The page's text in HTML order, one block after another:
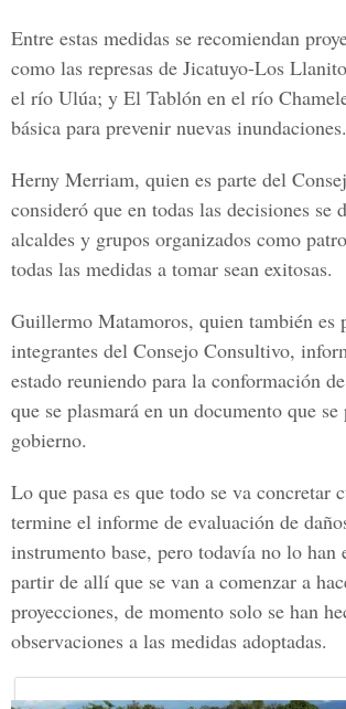
Entre estas medidas se recomiendan
como las represas de Jicatuyo-Los
el río Ulúa; y El Tablón en el río
básica para prevenir nuevas inundaciones.
Herny Merriam, quien es parte del
consideró que en todas las decisiones se
alcaldes y grupos organizados como
todas las medidas a tomar sean exitosas.
Guillermo Matamoros, quien también es
integrantes del Consejo Consultivo,
estado reuniendo para la conformación
que se plasmará en un documento que se
gobierno.
Lo que pasa es que todo se va concretar
termine el informe de evaluación de
instrumento base, pero todavía no lo han
partir de allí que se van a comenzar a
proyecciones, de momento solo se han
observaciones a las medidas adoptadas.